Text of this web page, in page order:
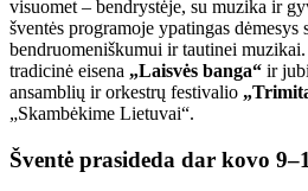
visuomet – bendrystėje, su muzika ir
šventės programoje ypatingas dėmesys
bendruomeniškumui ir tautinei
tradicinė eisena „Laisvės banga“ ir
ansamblių ir orkestrų festivalio
„Skambėkime Lietuvai“.
Šventė prasideda dar kovo